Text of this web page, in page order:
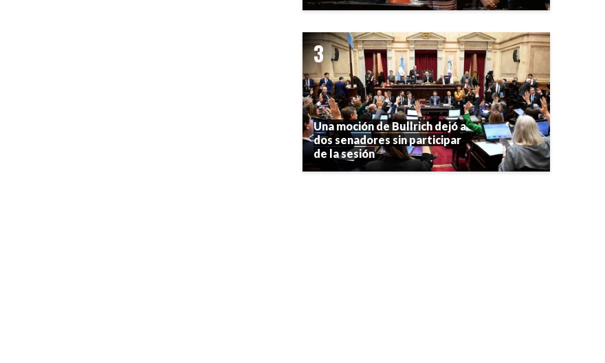
Una moción de Bullrich dejó a
dos senadores sin participar
de la sesión